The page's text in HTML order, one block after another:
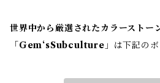
世界中から厳選されたカラーストー
「Gem‘sSubculture 」は下記の